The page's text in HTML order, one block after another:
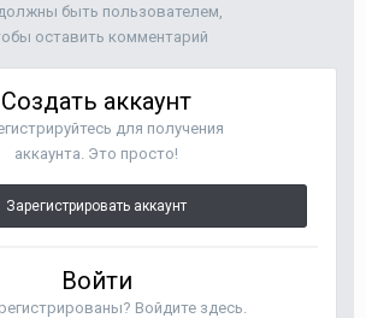
быть пользователем,
оставить комментарий
Создать аккаунт
для получения
аккаунта. Это просто!
Зарегистрировать аккаунт
Войти
Войдите здесь.